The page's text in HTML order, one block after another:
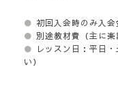
● 初回入会時のみ入会
● 別途教材費（主に楽
● レッスン日：平日
い）